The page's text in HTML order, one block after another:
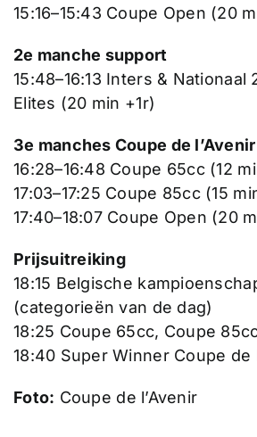
15:16–15:43 Coupe Open (20
2e manche support
15:48–16:13 Inters & Nationaal
Elites (20 min +1r)
3e manches Coupe de l’Avenir
16:28–16:48 Coupe 65cc (12
17:03–17:25 Coupe 85cc (15
17:40–18:07 Coupe Open (20
Prijsuitreiking
18:15 Belgische
(categorieën van de dag)
18:25 Coupe 65cc, Coupe
18:40 Super Winner Coupe de
Foto: Coupe de l’Avenir